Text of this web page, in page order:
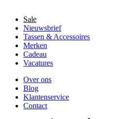
Sale
Nieuwsbrief
Tassen & Accessoires
Merken
Cadeau
Vacatures
Over ons
Blog
Klantenservice
Contact